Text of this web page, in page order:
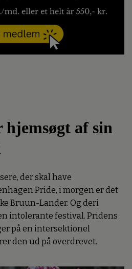
af sin
der skal have
Pride, i morgen er det
Bruun-Lander. Og deri
intolerante festival. Pridens
på en intersektionel
den ud på overdrevet.